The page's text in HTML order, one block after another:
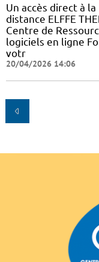
Un accès direct à
distance ELFFE
Centre de
logiciels en ligne
votr
20/04/2026 14:06